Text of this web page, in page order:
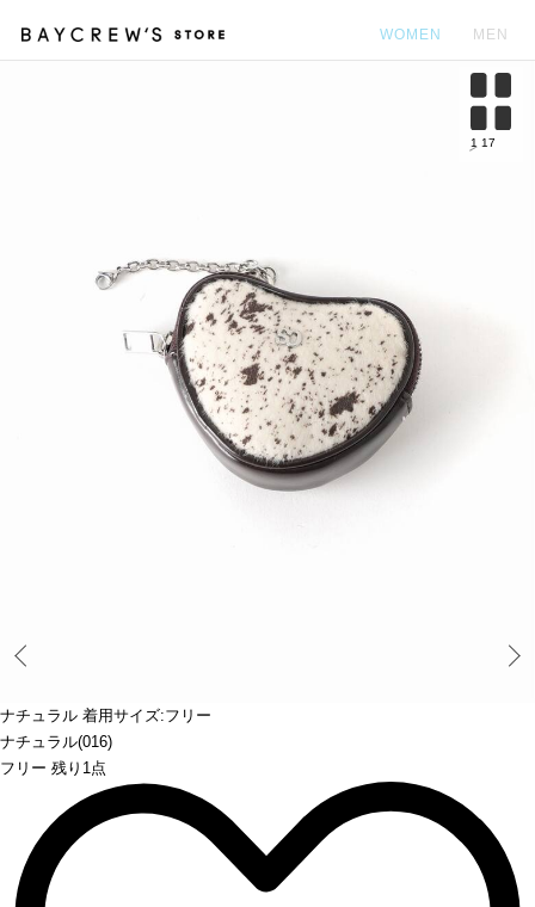
WOMEN MEN
ナチュラル 着用サイズ:フリー
ナチュラル(016)
フリー 残り1点
1 17